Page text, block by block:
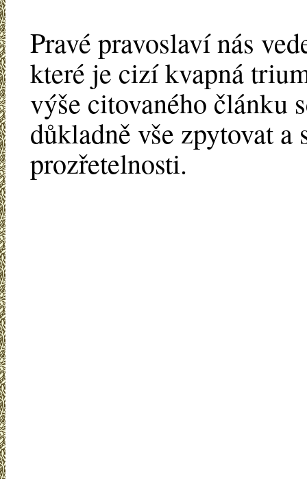
Pravé pravoslaví nás
které je cizí kvapná
výše citovaného článku
důkladně vše zpytovat a
prozřetelnosti.